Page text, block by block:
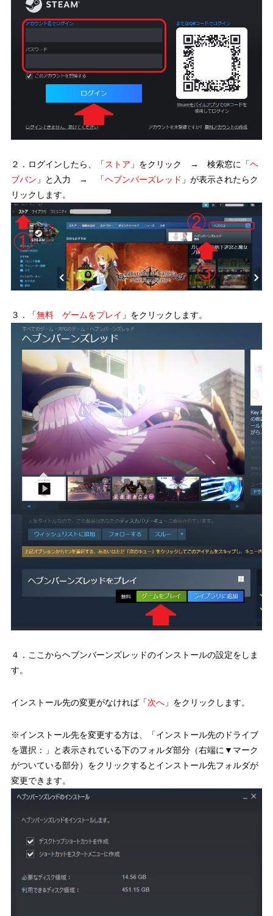
２．ログインしたら、「 ストア 」をクリック → 検索窓に「ヘ
ブバン 」と入力 → 「ヘブンバーズレッド 」が表示されたらク
リックします。
３．「無料 ゲームをプレイ 」をクリックします。
４．ここからヘブンバーンズレッドのインストールの設定をしま
す。
インストール先の変更がなければ「次へ」をクリックします。
※インストール先を変更する方は、「インストール先のドライブ
を選択：」と表示されている下のフォルダ部分（右端に▼マーク
がついている部分）をクリックするとインストール先フォルダが
変更できます。